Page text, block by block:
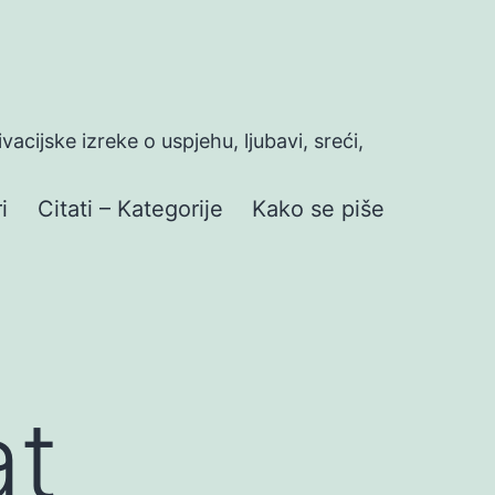
izreke o uspjehu, ljubavi, sreći,
Citati – Kategorije Kako se piše